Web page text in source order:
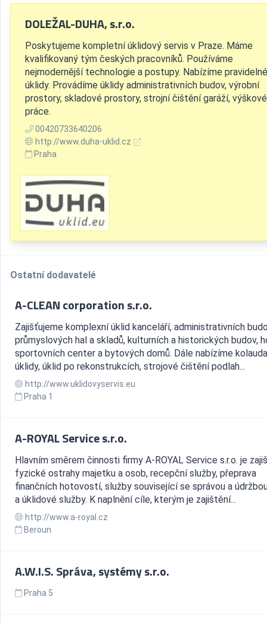
DOLEŽAL-DUHA, s.r.o.
Poskytujeme kompletní úklidový servis v Praze. Máme
kvalifikovaný tým českých pracovníků. Používáme
nejmodernější technologie a postupy. Nabízíme pravidelné
úklidy. Provádíme úklidy administrativních budov, výrobní
prostory, skladové prostory, strojní čištění garáží, výškové
práce.
00420733640206
http://www.duha-uklid.cz
Praha
Ostatní dodavatelé
A-CLEAN corporation s.r.o.
Zajišťujeme komplexní úklid kanceláří, administrativních
průmyslových hal a skladů, kulturních a historických budov,
sportovních center a bytových domů. Dále nabízíme
úklidy, úklid po rekonstrukcích, strojové čištění podlah...
http://www.uklidovyservis.eu
Praha 1
A-ROYAL Service s.r.o.
Hlavním směrem činnosti firmy A-ROYAL Service s.r.o. je
fyzické ostrahy majetku a osob, recepční služby, přeprava
finančních hotovostí, služby související se správou a
a úklidové služby. K naplnění cíle, kterým je zajištění...
http://www.a-royal.cz
Beroun
A.W.I.S. Správa, systémy s.r.o.
Praha 5